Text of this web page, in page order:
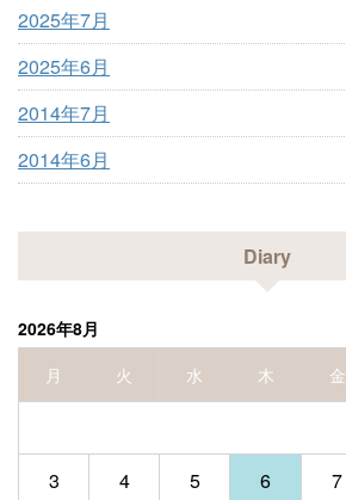
2025年7月
2025年6月
2014年7月
2014年6月
Diary
2026年8月
月
火 水 木 金
3
4 5 6 7